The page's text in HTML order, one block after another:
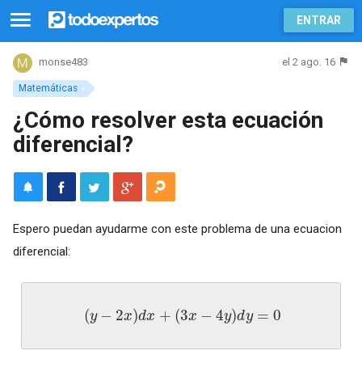
ENTRAR
Matemáticas
monse483 el 2 ago. 16
¿Cómo resolver esta ecuación
diferencial?
Espero puedan ayudarme con este problema de una ecuacion
diferencial:
(y− 2x)dx +(3x − 4y)dy = 0